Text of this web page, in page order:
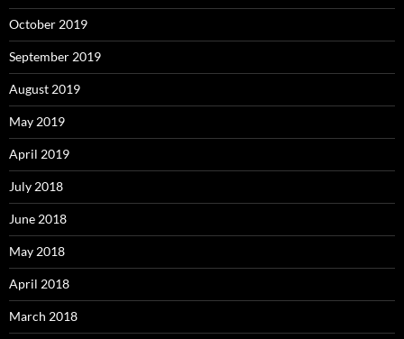
October 2019
September 2019
August 2019
May 2019
April 2019
July 2018
June 2018
May 2018
April 2018
March 2018